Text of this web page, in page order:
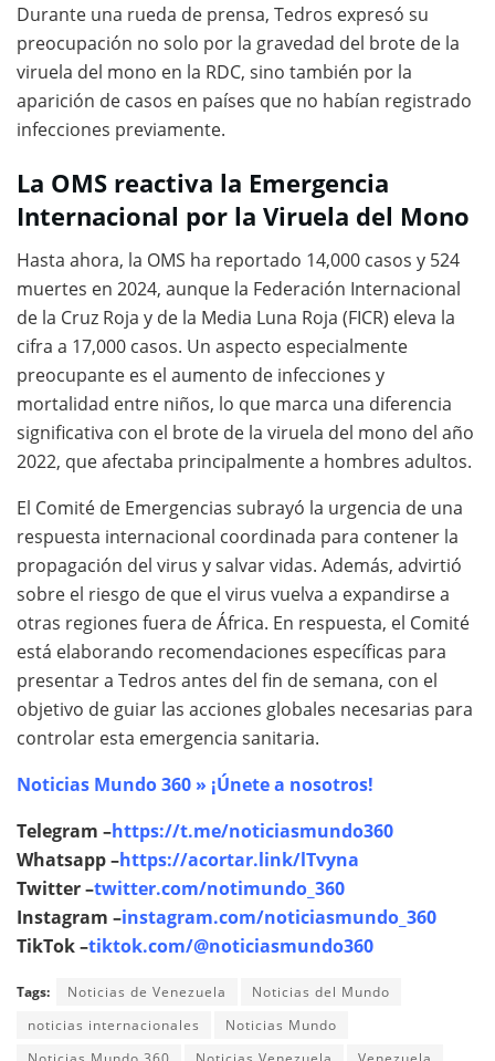
Durante una rueda de prensa, Tedros expresó su
preocupación no solo por la gravedad del brote de la
viruela del mono en la RDC, sino también por la
aparición de casos en países que no habían registrado
infecciones previamente.
La OMS reactiva la Emergencia
Internacional por la Viruela del Mono
Hasta ahora, la OMS ha reportado 14,000 casos y 524
muertes en 2024, aunque la Federación Internacional
de la Cruz Roja y de la Media Luna Roja (FICR) eleva la
cifra a 17,000 casos. Un aspecto especialmente
preocupante es el aumento de infecciones y
mortalidad entre niños, lo que marca una diferencia
significativa con el brote de la viruela del mono del año
2022, que afectaba principalmente a hombres adultos.
El Comité de Emergencias subrayó la urgencia de una
respuesta internacional coordinada para contener la
propagación del virus y salvar vidas. Además, advirtió
sobre el riesgo de que el virus vuelva a expandirse a
otras regiones fuera de África. En respuesta, el Comité
está elaborando recomendaciones específicas para
presentar a Tedros antes del fin de semana, con el
objetivo de guiar las acciones globales necesarias para
controlar esta emergencia sanitaria.
Noticias Mundo 360 » ¡Únete a nosotros!
Telegram –https://t.me/noticiasmundo360
Whatsapp –https://acortar.link/lTvyna
Twitter –twitter.com/notimundo_360
Instagram –instagram.com/noticiasmundo_360
TikTok –tiktok.com/@noticiasmundo360
Tags: Noticias de Venezuela
Noticias del Mundo
noticias internacionales
Noticias Mundo